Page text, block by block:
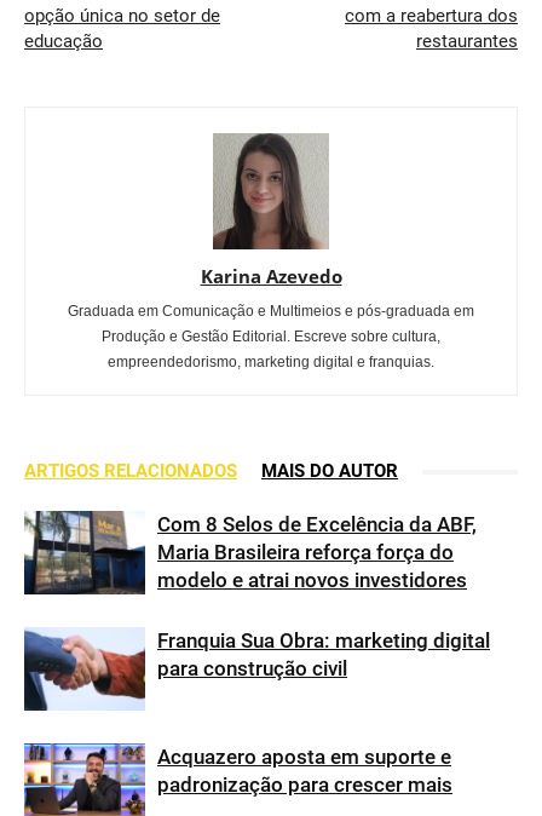
opção única no setor de
educação
com a reabertura dos
restaurantes
Karina Azevedo
Graduada em Comunicação e Multimeios e pós-graduada em
Produção e Gestão Editorial. Escreve sobre cultura,
empreendedorismo, marketing digital e franquias.
ARTIGOS RELACIONADOS MAIS DO AUTOR
Com 8 Selos de Excelência da ABF,
Maria Brasileira reforça força do
modelo e atrai novos investidores
Franquia Sua Obra: marketing digital
para construção civil
Acquazero aposta em suporte e
padronização para crescer mais